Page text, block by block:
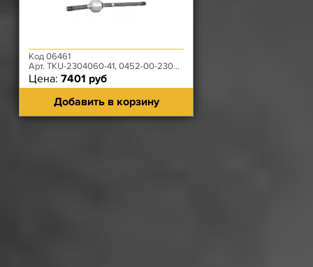
Код 06461
Арт. TKU-2304060-41, 0452-00-2304060-395
Цена: 7401 руб
Добавить в корзину